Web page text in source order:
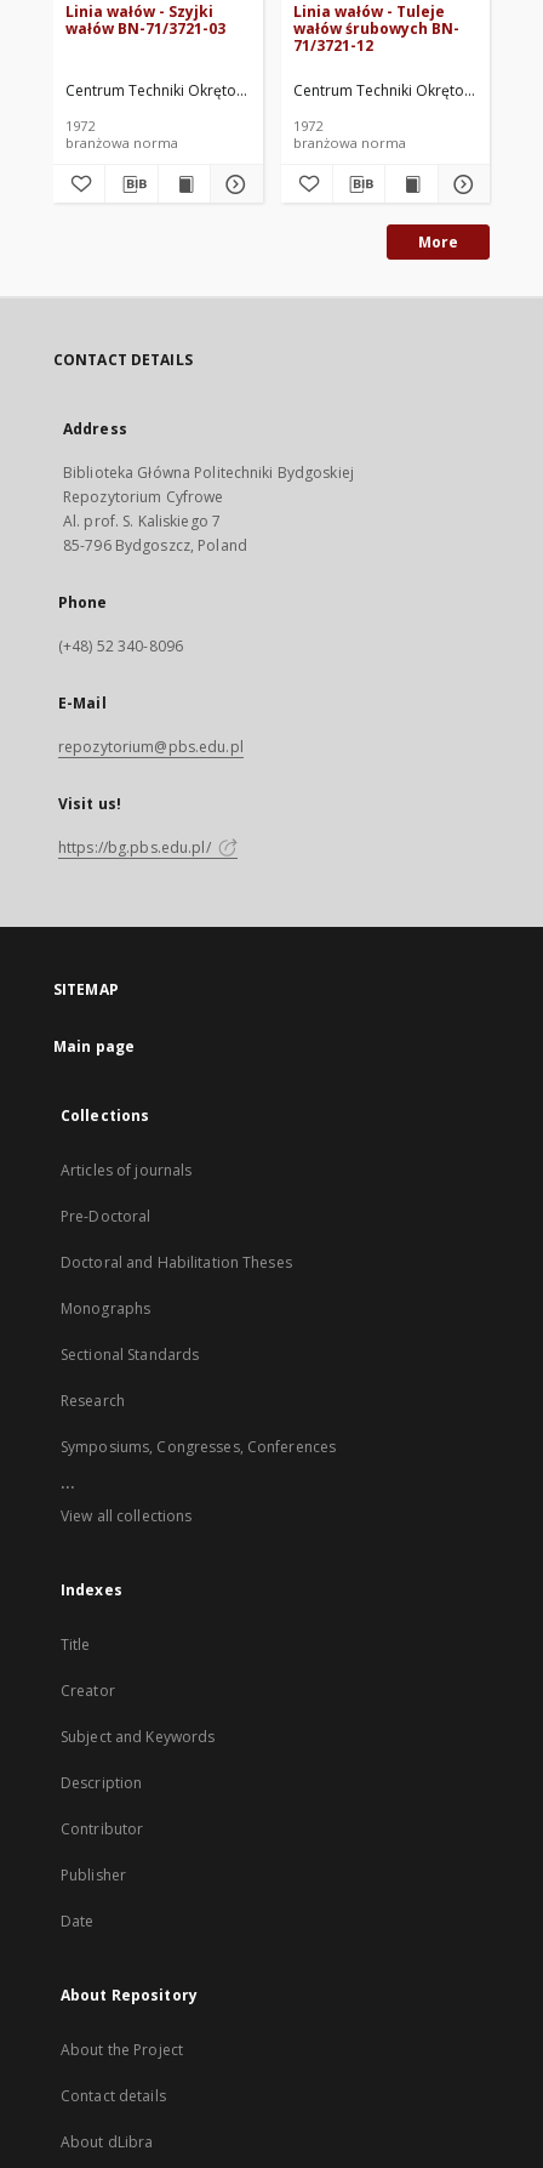
Linia wałów - Szyjki
wałów BN-71/3721-03
Centrum Techniki Okrętowej w Gdańsku. Oprac.
1972
branżowa norma
Linia wałów - Tuleje
wałów śrubowych BN-
71/3721-12
Centrum Techniki Okrętowej w
1972
branżowa norma
More
CONTACT DETAILS
Address
Biblioteka Główna Politechniki Bydgoskiej
Repozytorium Cyfrowe
Al. prof. S. Kaliskiego 7
85-796 Bydgoszcz, Poland
Phone
(+48) 52 340-8096
E-Mail
repozytorium@pbs.edu.pl
Visit us!
https://bg.pbs.edu.pl/
SITEMAP
Main page
Collections
Articles of journals
Pre-Doctoral
Doctoral and Habilitation Theses
Monographs
Sectional Standards
Research
Symposiums, Congresses, Conferences
...
View all collections
Indexes
Title
Creator
Subject and Keywords
Description
Contributor
Publisher
Date
About Repository
About the Project
Contact details
About dLibra